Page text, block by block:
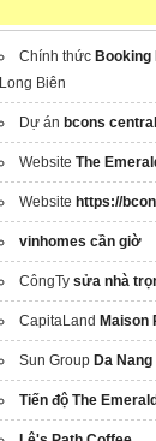
Chính thức Booking
Long Biên
Dự án bcons
Website The
Website https://
vinhomes cần giờ
CôngTy sửa nhà
CapitaLand Maison
Sun Group Da
Tiến độ The